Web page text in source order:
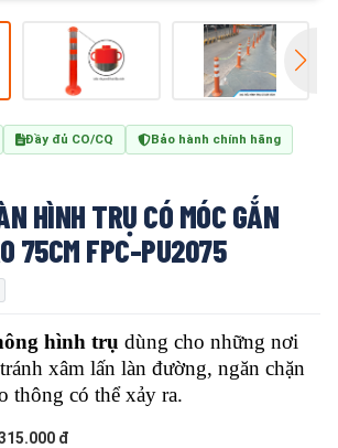
Đầy đủ CO/CQ Bảo hành chính hãng
HÌNH TRỤ CÓ MÓC GẮN
75CM FPC-PU2075
hình trụ dùng cho những nơi
xâm lấn làn đường, ngăn chặn
thông có thể xảy ra.
đ